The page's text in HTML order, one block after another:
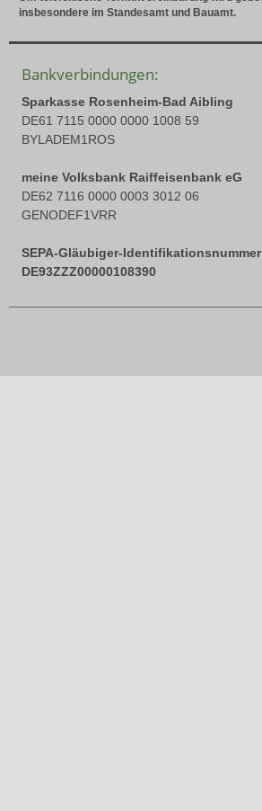
insbesondere im Standesamt und Bauamt.
Bankverbindungen:
Sparkasse Rosenheim-Bad Aibling
DE61 7115 0000 0000 1008 59
BYLADEM1ROS
meine Volksbank Raiffeisenbank eG
DE62 7116 0000 0003 3012 06
GENODEF1VRR
SEPA-Gläubiger-Identifikationsnummer
DE93ZZZ00000108390